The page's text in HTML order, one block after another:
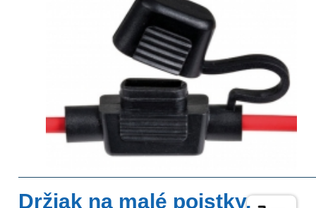
Držiak na malé poistky,